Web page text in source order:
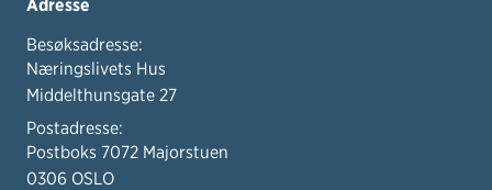
Adresse
Besøksadresse:
Næringslivets Hus
Middelthunsgate 27
Postadresse:
Postboks 7072 Majorstuen
0306 OSLO